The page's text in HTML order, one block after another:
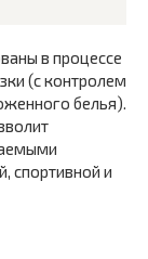
в процессе
(с контролем
белья).
спортивной и